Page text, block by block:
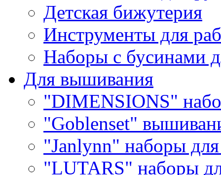
Детская бижутерия
Инструменты для
Наборы с бусинами
Для вышивания
"DIMENSIONS"
"Goblenset"
"Janlynn" наборы
"LUTARS" наборы